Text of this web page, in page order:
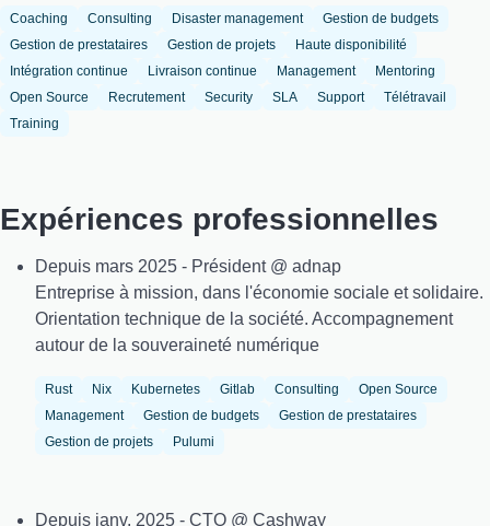
Coaching Consulting Disaster management
Gestion de budgets
Gestion de prestataires
Gestion de projets
Haute disponibilité
Intégration continue
Livraison continue Management
Mentoring
Open Source
Recrutement Security SLA Support
Télétravail
Training
Expériences professionnelles
Depuis mars 2025 - Président @ adnap
Entreprise à mission, dans l'économie sociale et solidaire.
Orientation technique de la société. Accompagnement
autour de la souveraineté numérique
Rust Nix Kubernetes Gitlab Consulting
Open Source
Management
Gestion de budgets
Gestion de prestataires
Gestion de projets
Pulumi
Depuis janv. 2025 - CTO @ Cashway